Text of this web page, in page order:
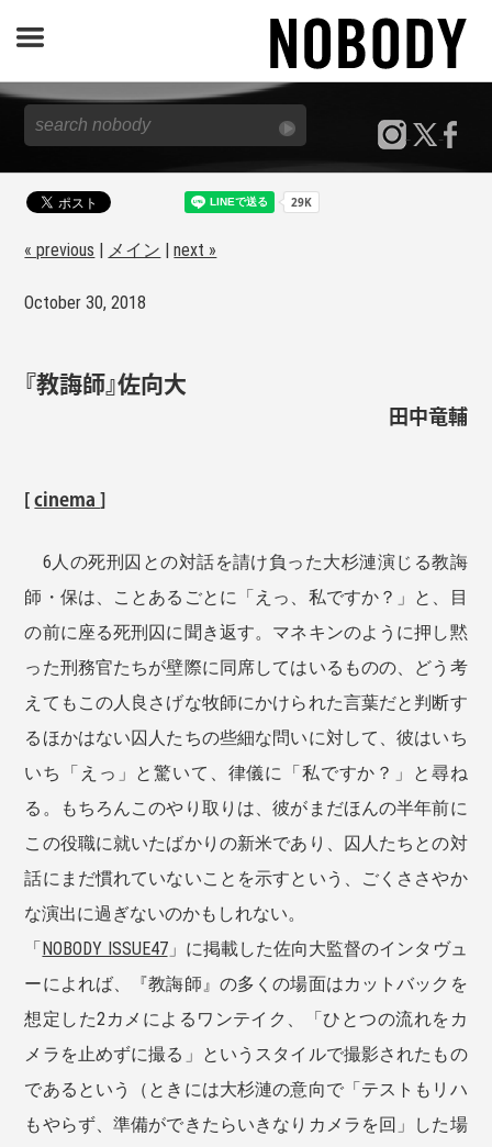
JOURNAL
SPECIAL
REPORT
NOBODY STORE
« previous メイン |next »
October 30, 2018
『教誨師』佐向大
田中竜輔
[cinema]
6人の死刑囚との対話を請け負った大杉漣演じる教誨
師・保は、ことあるごとに「えっ、私ですか？」と、目
の前に座る死刑囚に聞き返す。マネキンのように押し黙
った刑務官たちが壁際に同席してはいるものの、どう考
えてもこの人良さげな牧師にかけられた言葉だと判断す
るほかはない囚人たちの些細な問いに対して、彼はいち
いち「えっ」と驚いて、律儀に「私ですか？」と尋ね
る。もちろんこのやり取りは、彼がまだほんの半年前に
この役職に就いたばかりの新米であり、囚人たちとの対
話にまだ慣れていないことを示すという、ごくささやか
な演出に過ぎないのかもしれない。
「NOBODY ISSUE47」に掲載した佐向大監督のインタヴュ
ーによれば、『教誨師』の多くの場面はカットバックを
想定した2カメによるワンテイク、「ひとつの流れをカ
メラを止めずに撮る」というスタイルで撮影されたもの
であるという（ときには大杉漣の意向で「テストもリハ
もやらず、準備ができたらいきなりカメラを回」した場